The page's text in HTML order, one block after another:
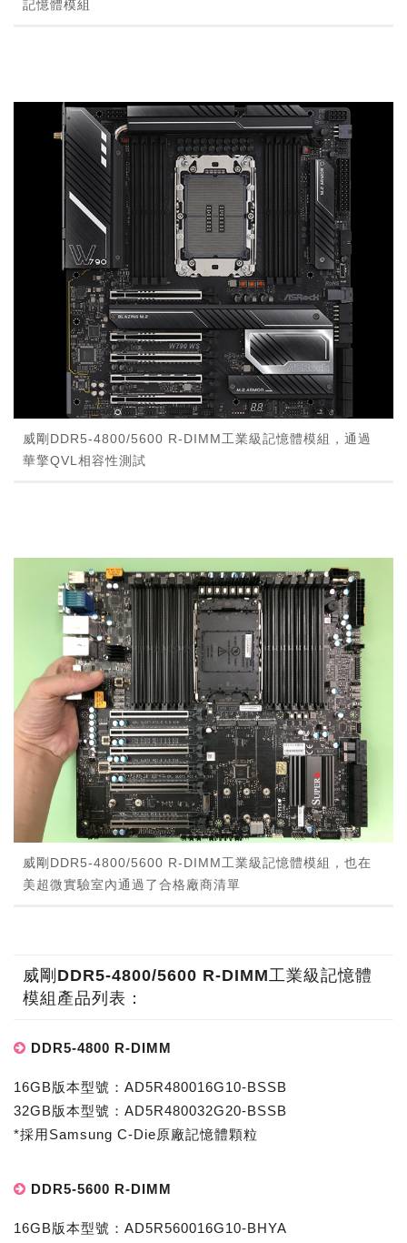
記憶體模組
威剛DDR5-4800/5600 R-DIMM工業級記憶體模組，通過
華擎QVL相容性測試
威剛DDR5-4800/5600 R-DIMM工業級記憶體模組，也在
美超微實驗室內通過了合格廠商清單
威剛DDR5-4800/5600 R-DIMM工業級記憶體
模組產品列表：
DDR5-4800 R-DIMM
16GB版本型號：AD5R480016G10-BSSB
32GB版本型號：AD5R480032G20-BSSB
*採用Samsung C-Die原廠記憶體顆粒
DDR5-5600 R-DIMM
16GB版本型號：AD5R560016G10-BHYA